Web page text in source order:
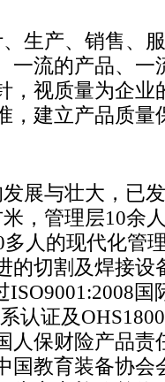
生产、销售、
一流的产品、一
，视质量为企业
，建立产品质量
展与壮大，已
，管理层10余
人的现代化管
的切割及焊接设
ISO9001:2008
认证及
人保财险产品责
国教育装备协会